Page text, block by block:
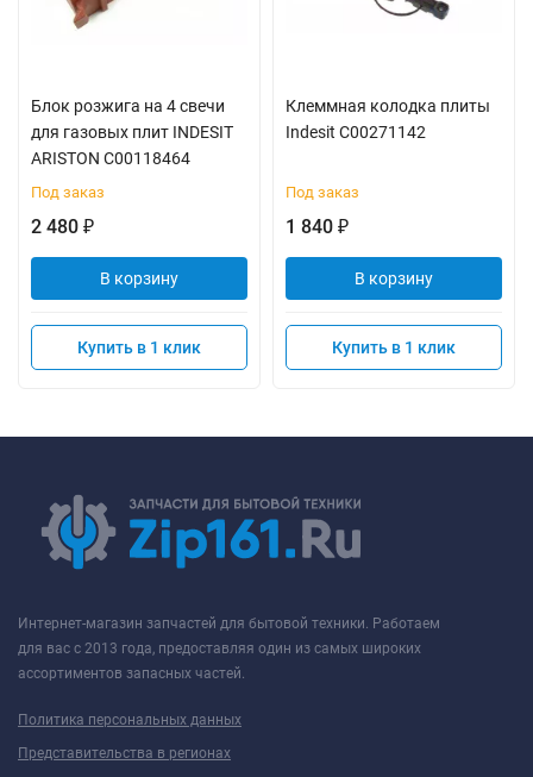
Блок розжига на 4 свечи
для газовых плит INDESIT
ARISTON C00118464
Под заказ
2 480 ₽
В корзину
Купить в 1 клик
Клеммная колодка плиты
Indesit C00271142
Под заказ
1 840 ₽
В корзину
Купить в 1 клик
Интернет-магазин запчастей для бытовой техники. Работаем
для вас с 2013 года, предоставляя один из самых широких
ассортиментов запасных частей.
Политика персональных данных
Представительства в регионах